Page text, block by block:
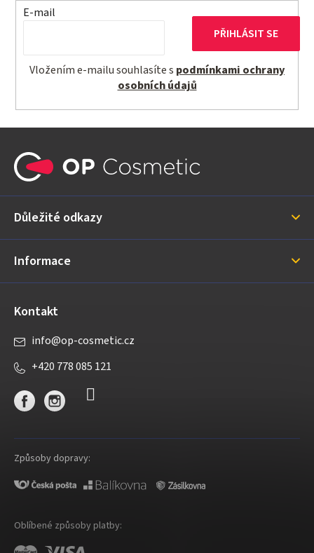
E-mail
Vložením e-mailu souhlasíte s podmínkami ochrany
osobních údajů
PŘIHLÁSIT SE
a
í
Důležité odkazy
Informace
Kontakt
info@op-cosmetic.cz
+420 778 085 121
Způsoby dopravy:
Oblíbené způsoby platby: